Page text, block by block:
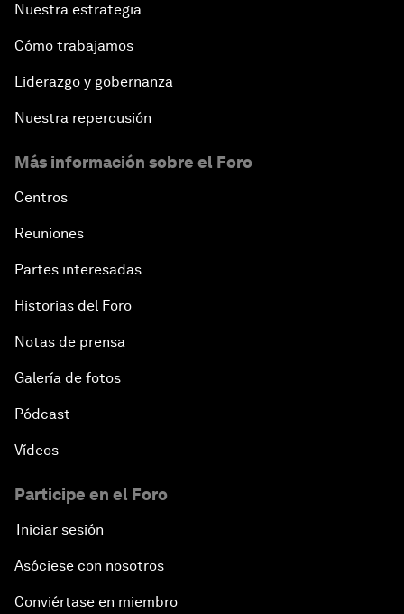
Nuestra estrategia
Cómo trabajamos
Liderazgo y gobernanza
Nuestra repercusión
Más información sobre el Foro
Centros
Reuniones
Partes interesadas
Historias del Foro
Notas de prensa
Galería de fotos
Pódcast
Vídeos
Participe en el Foro
Iniciar sesión
Asóciese con nosotros
Conviértase en miembro